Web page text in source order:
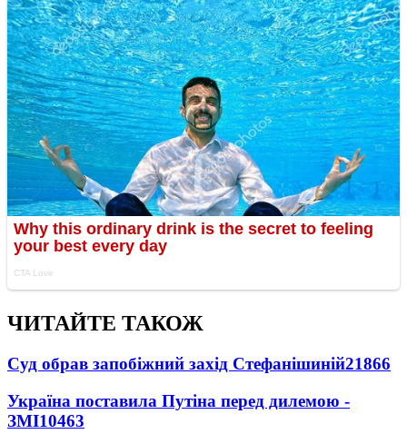
ЧИТАЙТЕ ТАКОЖ
Суд обрав запобіжний захід Стефанішиній21866
Україна поставила Путіна перед дилемою -
ЗМІ10463